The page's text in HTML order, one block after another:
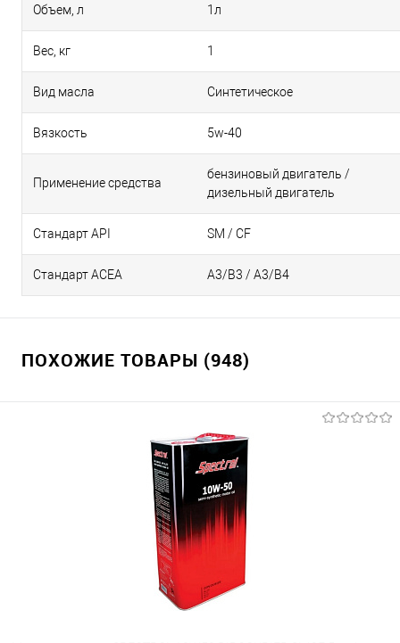
Объем, л 1л
Вес, кг 1
Вид масла Синтетическое
Вязкость 5w-40
Применение средства
бензиновый двигатель /
дизельный двигатель
Стандарт API SM / CF
Стандарт ACEA А3/В3 / А3/В4
ПОХОЖИЕ ТОВАРЫ (948)